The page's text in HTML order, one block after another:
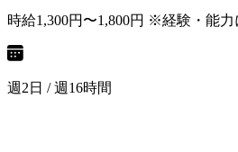
時給1,300円〜1,800円 ※経験・能
週2日 / 週16時間